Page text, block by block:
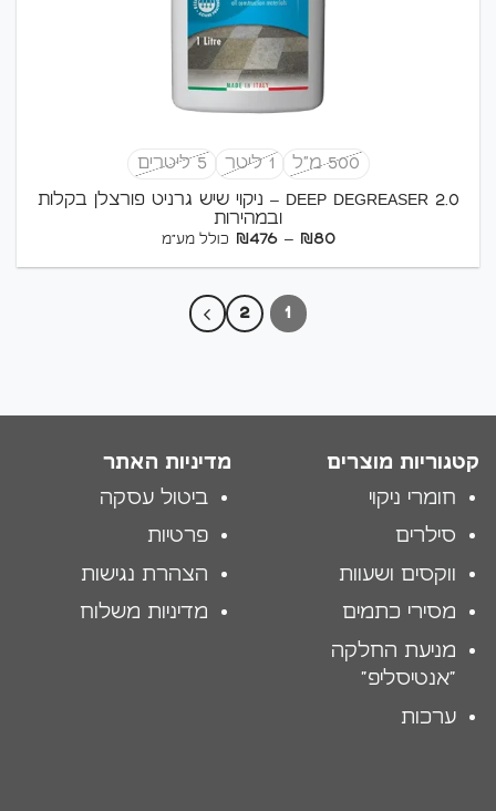
500 מ"ל 1 ליטר
5 ליטרים
DEEP DEGREASER 2.0 – ניקוי שיש גרניט פורצלן בקלות
ובמהירות
₪80
–
₪476 טווח
⁦₪80⁩
⁦₪476⁩
כולל מע"מ
1
2
קטגוריות מוצרים
חומרי ניקוי
סילרים
ווקסים ושעוות
מסירי כתמים
מניעת החלקה
"אנטיסליפ"
ערכות
מדיניות האתר
ביטול עסקה
פרטיות
הצהרת נגישות
מדיניות משלוח